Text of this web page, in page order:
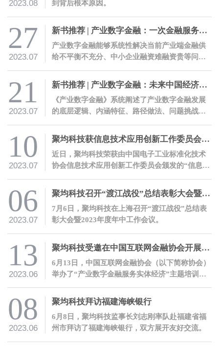
2023.08
到背后根本原因。
27
2023.07
新书推荐 | 产业数字金融：一次金融服务的革命性创新
产业数字金融能够系统性解决当前产业端金融供
给不平衡不充分、中小企业融资难融资贵等问
有中国特色的金融体系提供助力。
21
2023.07
新书推荐 | 产业数字金融：未来中国经济增长新引擎
《产业数字金融》系统阐述了产业数字金融发展
的底层逻辑、内涵特征、路径做法、问题挑战、
10
2023.07
聚均科技获信息技术应用创新工作委员会技术活动单位证书
近日，聚均科技荣获由中国电子工业标准化技术
协会信息技术应用创新工作委员会颁发的“信息技
公司信创能力获权威认可。
06
2023.07
聚均科技召开“渡江战役”总结表彰大会暨2023年度年中工作会议
7月6日，聚均科技在上海召开“渡江战役”总结表
彰大会暨2023年度年中工作会议。
13
2023.06
聚均科技受邀在中国互联网金融协会开展产业数字金融培训
6月13日，中国互联网金融协会（以下简称协会）
举办了“产业数字金融服务实体经济”主题培训。
科技首席数字风控官兼数字方案部总经理朱立强
开展主题授课。
08
2023.06
聚均科技拜访福建海峡银行
6月8日，聚均科技监事长刘志刚率队赴福建省福
州市拜访了福建海峡银行，双方展开友好交流。